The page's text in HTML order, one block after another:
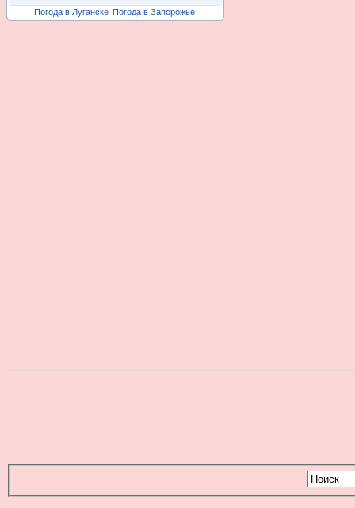
Погода в Луганске Погода в Запорожье